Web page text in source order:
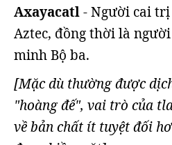
Axayacatl- Người cai
Aztec, đồng thời là
minh Bộ ba.
[Mặc dù thường được
"hoàng đế", vai trò của
về bản chất ít tuyệt đối